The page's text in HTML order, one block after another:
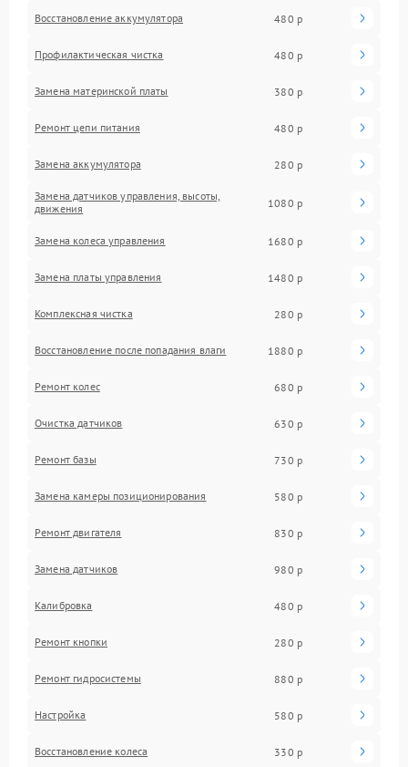
Восстановление аккумулятора 480 р
Профилактическая чистка 480 р
Замена материнской платы 380 р
Ремонт цепи питания 480 р
Замена аккумулятора 280 р
Замена датчиков управления, высоты,
движения
1080 р
Замена колеса управления 1680 р
Замена платы управления 1480 р
Комплексная чистка 280 р
Восстановление после попадания влаги 1880 р
Ремонт колес 680 р
Очистка датчиков 630 р
Ремонт базы 730 р
Замена камеры позиционирования 580 р
Ремонт двигателя 830 р
Замена датчиков 980 р
Калибровка 480 р
Ремонт кнопки 280 р
Ремонт гидросистемы 880 р
Настройка 580 р
Восстановление колеса 330 р